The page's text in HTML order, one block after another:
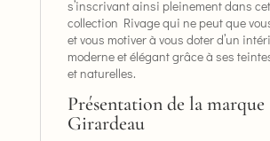
s’inscrivant ainsi pleinement dans
collection Rivage qui ne peut que
et vous motiver à vous doter d’un
moderne et élégant grâce à ses
et naturelles.
Présentation de la marque
Girardeau